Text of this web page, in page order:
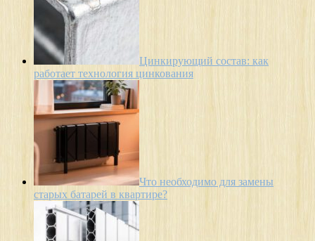
Цинкирующий состав: как
работает технология цинкования
Что необходимо для замены
старых батарей в квартире?